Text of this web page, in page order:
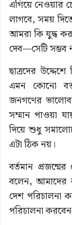
এগিয়ে নেওয়ার
লাগবে, সময়
আমরা কি যুদ্ধ
দেব—সেটি সম্ভব
ছাত্রদের
এমন কোনো
জনগণের
সম্মান পাওয়া
দিয়ে শুধু
এটা ঠিক নয়।
বর্তমান
বলেন,
দেশ পরিচালনা
পরিচালনা